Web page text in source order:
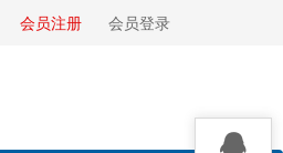
会员注册 会员登录